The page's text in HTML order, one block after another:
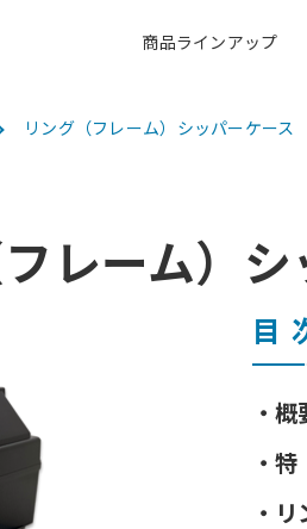
商品ラインアップ
ア エレクトロ
ア事業 エレクトロ
告 オフィス紹
リング（フレーム）シッパーケース
レーム）
目
概